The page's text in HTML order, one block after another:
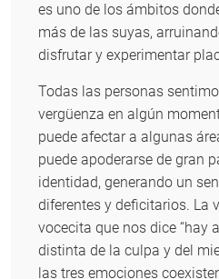
es uno de los ámbitos
más de las suyas,
disfrutar y experimentar
Todas las personas
vergüenza en algún
puede afectar a algunas
puede apoderarse de gran
identidad, generando un
diferentes y deficitarios. La
vocecita que nos dice “hay
distinta de la culpa y del
las tres emociones